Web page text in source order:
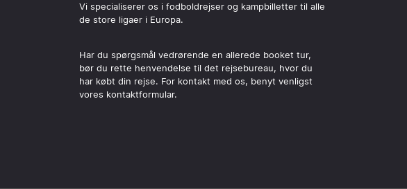
Vi specialiserer os i fodboldrejser og kampbilletter til alle
de store ligaer i Europa.
Har du spørgsmål vedrørende en allerede booket tur,
bør du rette henvendelse til det rejsebureau, hvor du
har købt din rejse. For kontakt med os, benyt venligst
vores kontaktformular.